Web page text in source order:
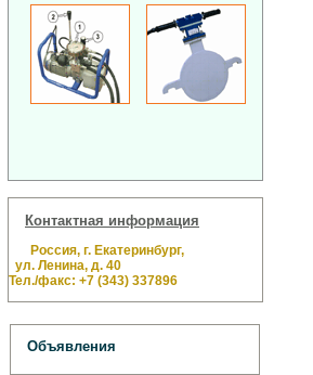
Контактная информация
Россия, г. Екатеринбург,
ул. Ленина, д. 40
Тел./факс: +7 (343) 337896
Объявления